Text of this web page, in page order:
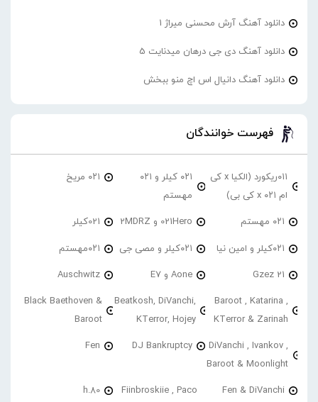
دانلود آهنگ آرش محسنی میراژ 1
دانلود آهنگ دی جی درهان میدنایت 5
دانلود آهنگ دانیال اس اچ منو ببخش
فهرست خوانندگان
۰۱۱ریکورد (الکیا x کی
ام ۰۲۱ x کی بی)
۰۲۱ کیلر و ۰۲۱
مهستم
۰۲۱ مریخ
۰۲۱ مهستم 021Hero و 2MDRZ 021کیلر
۰۲۱کیلر و امین نیا ۰۲۱کیلر و مصی جی ۰۲۱مهستم
21 Gzez Aone و E7 Auschwitz
Baroot , Katarina ,
KTerror & Zarinah
Beatkosh, DiVanchi,
KTerror, Hojey
Black Baethoven &
Baroot
DiVanchi , Ivankov ,
Baroot & Moonlight
DJ Bankruptcy
Fen
Fen & DiVanchi
Fiinbroskiie , Paco
h.80